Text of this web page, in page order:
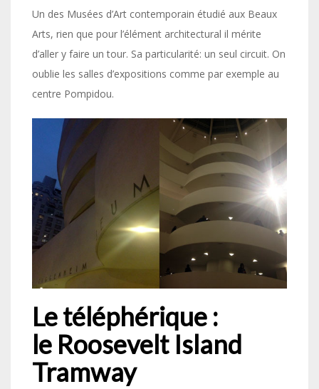
Un des Musées d’Art contemporain étudié aux Beaux
Arts, rien que pour l’élément architectural il mérite
d’aller y faire un tour. Sa particularité: un seul circuit. On
oublie les salles d’expositions comme par exemple au
centre Pompidou.
Le téléphérique :
le Roosevelt Island
Tramway